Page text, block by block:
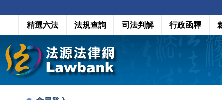
精選六法 法規查詢 司法判解 行政函釋